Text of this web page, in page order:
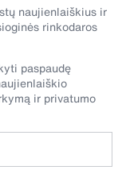
naujienlaiškius ir
rinkodaros
paspaudę
ir privatumo